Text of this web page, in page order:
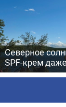
Северное
SPF-крем